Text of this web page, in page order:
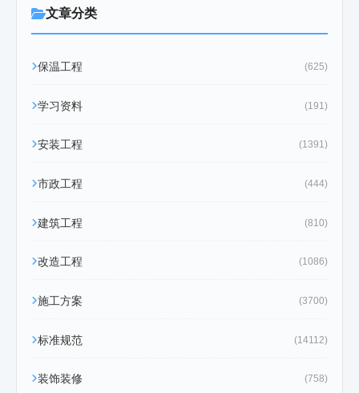
文章分类
保温工程 (625)
学习资料 (191)
安装工程 (1391)
市政工程 (444)
建筑工程 (810)
改造工程 (1086)
施工方案 (3700)
标准规范 (14112)
装饰装修 (758)